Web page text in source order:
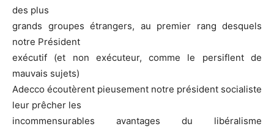
des plus
grands groupes étrangers, au premier rang desquels
notre Président
exécutif (et non exécuteur, comme le persiflent de
mauvais sujets)
Adecco écoutèrent pieusement notre président socialiste
leur prêcher les
incommensurables avantages du libéralisme